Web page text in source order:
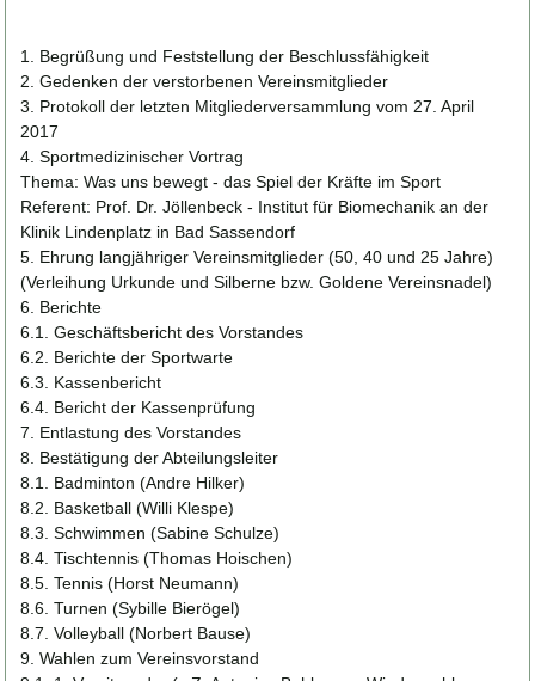
1. Begrüßung und Feststellung der Beschlussfähigkeit
2. Gedenken der verstorbenen Vereinsmitglieder
3. Protokoll der letzten Mitgliederversammlung vom 27. April
2017
4. Sportmedizinischer Vortrag
Thema: Was uns bewegt - das Spiel der Kräfte im Sport
Referent: Prof. Dr. Jöllenbeck - Institut für Biomechanik an der
Klinik Lindenplatz in Bad Sassendorf
5. Ehrung langjähriger Vereinsmitglieder (50, 40 und 25 Jahre)
(Verleihung Urkunde und Silberne bzw. Goldene Vereinsnadel)
6. Berichte
6.1. Geschäftsbericht des Vorstandes
6.2. Berichte der Sportwarte
6.3. Kassenbericht
6.4. Bericht der Kassenprüfung
7. Entlastung des Vorstandes
8. Bestätigung der Abteilungsleiter
8.1. Badminton (Andre Hilker)
8.2. Basketball (Willi Klespe)
8.3. Schwimmen (Sabine Schulze)
8.4. Tischtennis (Thomas Hoischen)
8.5. Tennis (Horst Neumann)
8.6. Turnen (Sybille Bierögel)
8.7. Volleyball (Norbert Bause)
9. Wahlen zum Vereinsvorstand